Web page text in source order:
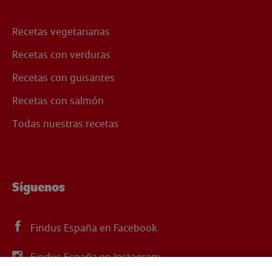
Recetas vegetarianas
Recetas con verduras
Recetas con guisantes
Recetas con salmón
Todas nuestras recetas
Síguenos
Findus España en Facebook
Findus España en Instagram